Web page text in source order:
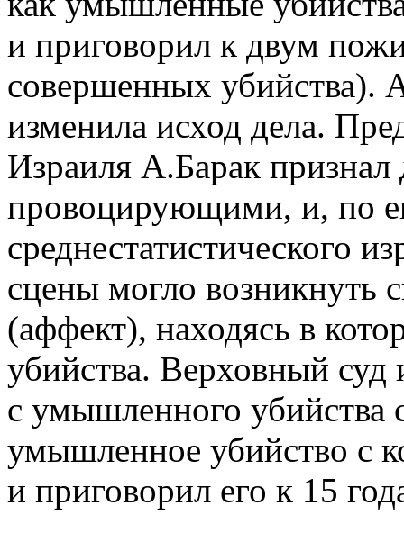
и приговорил к двум
совершенных убийства).
изменила исход дела.
Израиля А.Барак
провоцирующими, и, по
среднестатистического
сцены могло возникнуть
(аффект), находясь в
убийства. Верховный суд
с умышленного
умышленное убийство с
и приговорил его к 15